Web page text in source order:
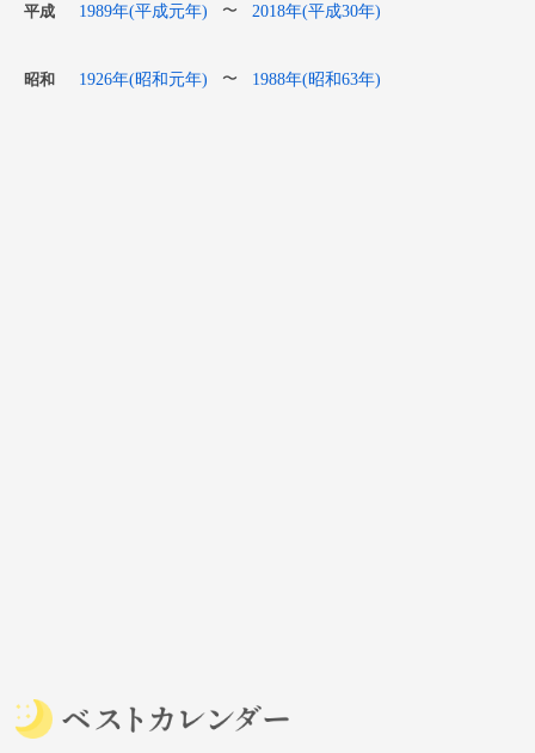
平成 1989年(平成元年) 〜 2018年(平成30年)
昭和 1926年(昭和元年) 〜 1988年(昭和63年)